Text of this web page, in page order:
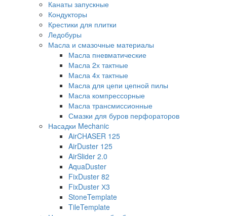
Канаты запускные
Кондукторы
Крестики для плитки
Ледобуры
Масла и смазочные материалы
Масла пневматические
Масла 2х тактные
Масла 4х тактные
Масла для цепи цепной пилы
Масла компрессорные
Масла трансмиссионные
Смазки для буров перфораторов
Насадки Mechanic
AirCHASER 125
AirDuster 125
AirSlider 2.0
AquaDuster
FixDuster 82
FixDuster Х3
StoneTemplate
TileTemplate